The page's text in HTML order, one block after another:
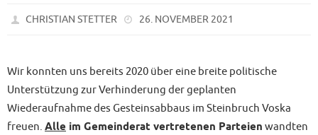
CHRISTIAN STETTER 26. NOVEMBER 2021
Wir konnten uns bereits 2020 über eine breite politische
Unterstützung zur Verhinderung der geplanten
Wiederaufnahme des Gesteinsabbaus im Steinbruch Voska
freuen. Alle im Gemeinderat vertretenen Parteien wandten